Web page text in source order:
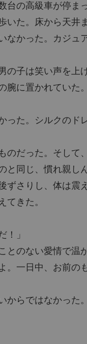
の高級車が停ま
た。床から天井
かった。カジ
子は笑い声を上
に置かれていた。
た。シルクのド
だった。そして
同じ、慣れ親し
さりし、体は震
てきた。
！」
のない愛情で温
。一日中、お前の
からではなかっ